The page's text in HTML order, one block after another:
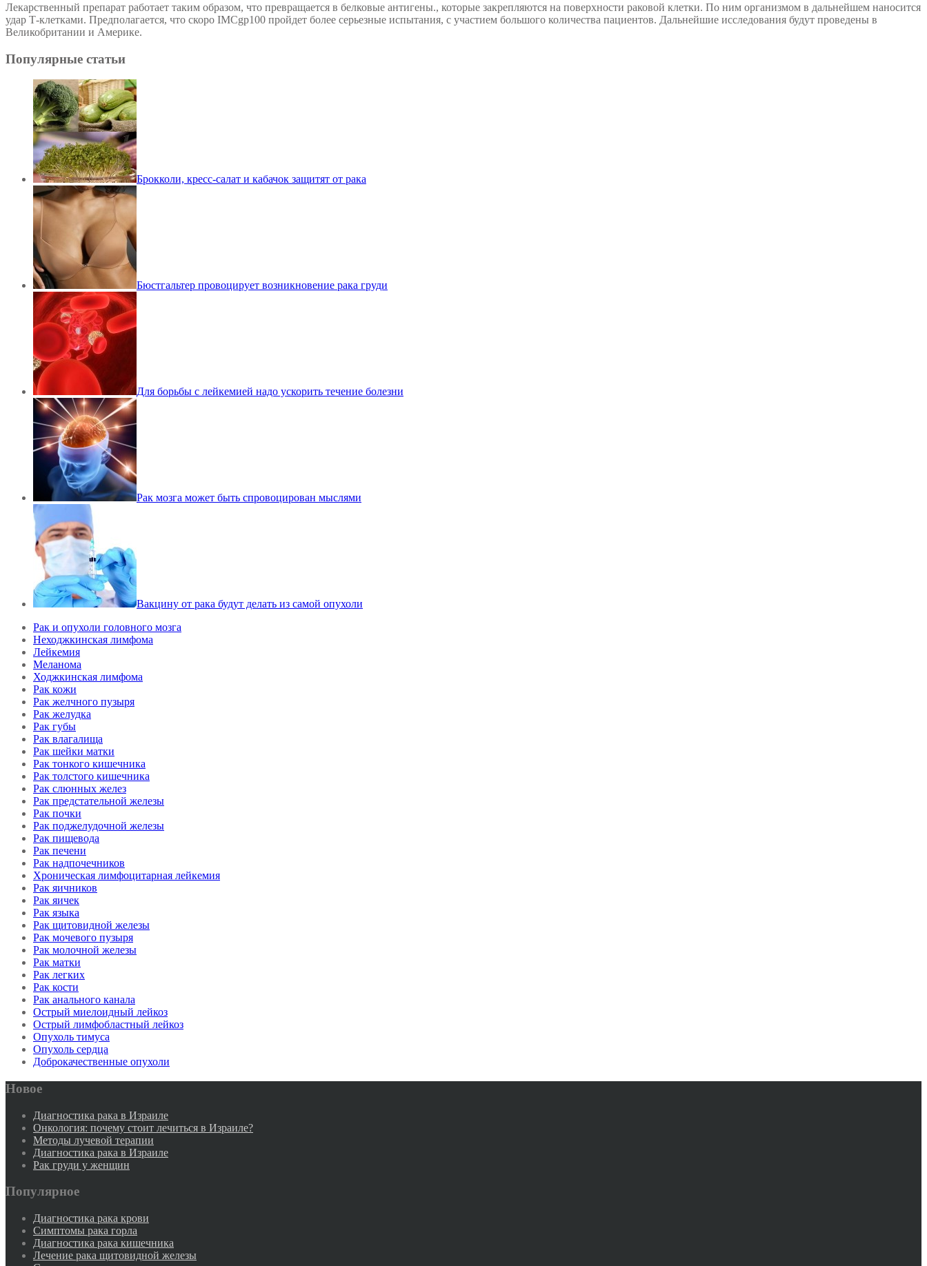
Лекарственный препарат работает таким образом, что превращается в белковые антигены., которые закрепляются на поверхности раковой клетки. По ним организмом в дальнейшем наносится
удар Т-клетками. Предполагается, что скоро IMCgp100 пройдет более серьезные испытания, с участием большого количества пациентов. Дальнейшие исследования будут проведены в
Великобритании и Америке.
Популярные статьи
Брокколи, кресс-салат и кабачок защитят от рака
Бюстгальтер провоцирует возникновение рака груди
Для борьбы с лейкемией надо ускорить течение болезни
Рак мозга может быть спровоцирован мыслями
Вакцину от рака будут делать из самой опухоли
Рак и опухоли головного мозга
Неходжкинская лимфома
Лейкемия
Меланома
Ходжкинская лимфома
Рак кожи
Рак желчного пузыря
Рак желудка
Рак губы
Рак влагалища
Рак шейки матки
Рак тонкого кишечника
Рак толстого кишечника
Рак слюнных желез
Рак предстательной железы
Рак почки
Рак поджелудочной железы
Рак пищевода
Рак печени
Рак надпочечников
Хроническая лимфоцитарная лейкемия
Рак яичников
Рак яичек
Рак языка
Рак щитовидной железы
Рак мочевого пузыря
Рак молочной железы
Рак матки
Рак легких
Рак кости
Рак анального канала
Острый миелоидный лейкоз
Острый лимфобластный лейкоз
Опухоль тимуса
Опухоль сердца
Доброкачественные опухоли
Новое
Диагностика рака в Израиле
Онкология: почему стоит лечиться в Израиле?
Методы лучевой терапии
Диагностика рака в Израиле
Рак груди у женщин
Популярное
Диагностика рака крови
Симптомы рака горла
Диагностика рака кишечника
Лечение рака щитовидной железы